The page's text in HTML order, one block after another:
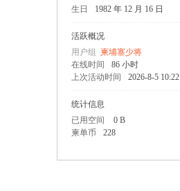
单网
生日 1982 年 12 月 16 日
活跃概况
用户组 柬埔寨少将
在线时间
86 小时
上次活动时间
2026-8-5 10:22
统计信息
已用空间
0 B
柬单币
228